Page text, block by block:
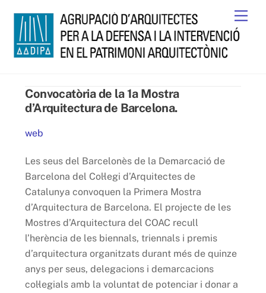
content
Convocatòria de la 1a Mostra
d’Arquitectura de Barcelona.
web
Les seus del Barcelonès de la Demarcació de
Barcelona del Col·legi d’Arquitectes de
Catalunya convoquen la Primera Mostra
d’Arquitectura de Barcelona. El projecte de les
Mostres d’Arquitectura del COAC recull
l’herència de les biennals, triennals i premis
d’arquitectura organitzats durant més de quinze
anys per seus, delegacions i demarcacions
col·legials amb la voluntat de potenciar i donar a